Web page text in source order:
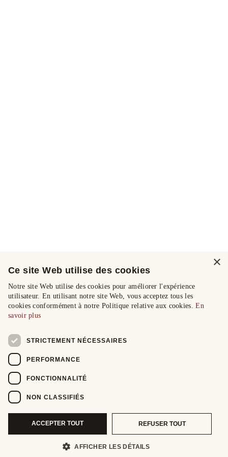
×
Ce site Web utilise des cookies
Notre site Web utilise des cookies pour améliorer l'expérience
utilisateur. En utilisant notre site Web, vous acceptez tous les
cookies conformément à notre Politique relative aux cookies.En
savoir plus
STRICTEMENT NÉCESSAIRES
PERFORMANCE
FONCTIONNALITÉ
NON CLASSIFIÉS
ACCEPTER TOUT REFUSER TOUT
AFFICHER LES DÉTAILS